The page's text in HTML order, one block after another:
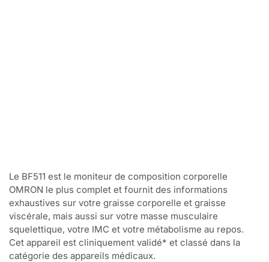
Le BF511 est le moniteur de composition corporelle
OMRON le plus complet et fournit des informations
exhaustives sur votre graisse corporelle et graisse
viscérale, mais aussi sur votre masse musculaire
squelettique, votre IMC et votre métabolisme au repos.
Cet appareil est cliniquement validé* et classé dans la
catégorie des appareils médicaux.